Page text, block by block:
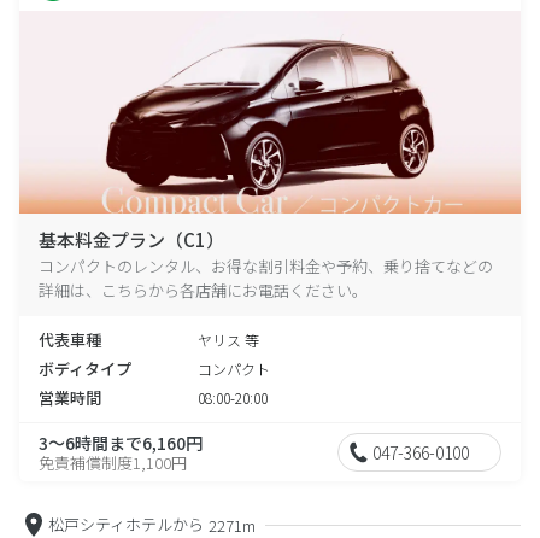
基本料金プラン（C1）
コンパクトのレンタル、お得な割引料金や予約、乗り捨てなどの
詳細は、こちらから各店舗にお電話ください。
代表車種 ヤリス 等
ボディタイプ コンパクト
営業時間 08:00-20:00
3～6時間まで6,160円
免責補償制度1,100円 047-366-0100
松戸シティホテルから 2271m